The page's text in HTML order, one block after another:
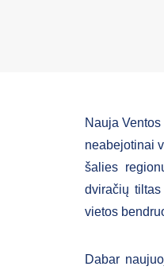
Nauja
neabejotinai
šalies
dviračių
vietos
Dabar